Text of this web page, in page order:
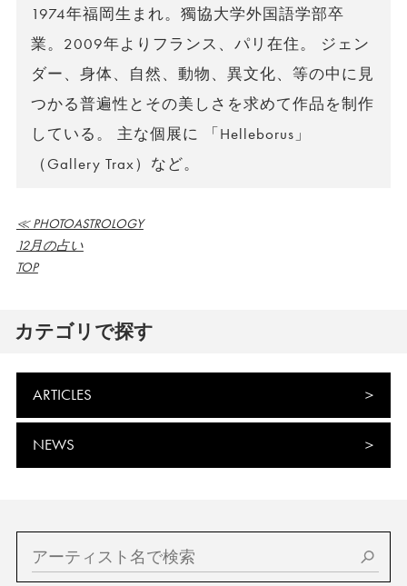
1974年福岡生まれ。獨協大学外国語学部卒
業。2009年よりフランス、パリ在住。 ジェン
ダー、身体、自然、動物、異文化、等の中に見
つかる普遍性とその美しさを求めて作品を制作
している。 主な個展に 「Helleborus」
（Gallery Trax）など。
≪ PHOTOASTROLOGY
12月の占い
TOP
カテゴリで探す
ARTICLES
NEWS